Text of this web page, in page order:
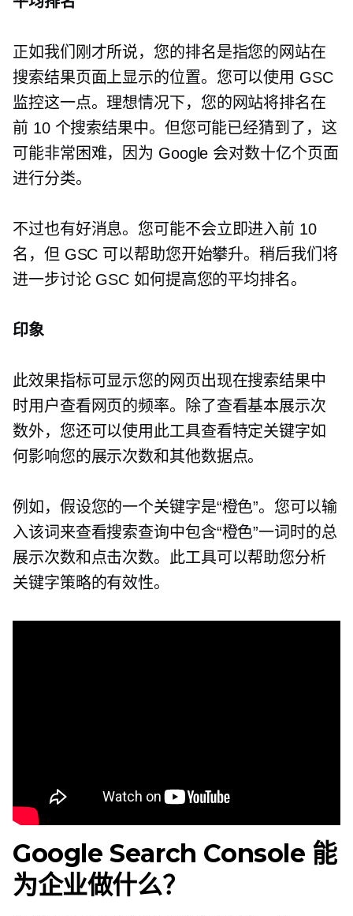
正如我们刚才所说，您的排名是指您的网站在
搜索结果页面上显示的位置。您可以使用 GSC
监控这一点。理想情况下，您的网站将排名在
前 10 个搜索结果中。但您可能已经猜到了，这
可能非常困难，因为 Google 会对数十亿个页面
进行分类。
不过也有好消息。您可能不会立即进入前 10
名，但 GSC 可以帮助您开始攀升。稍后我们将
进一步讨论 GSC 如何提高您的平均排名。
印象
此效果指标可显示您的网页出现在搜索结果中
时用户查看网页的频率。除了查看基本展示次
数外，您还可以使用此工具查看特定关键字如
何影响您的展示次数和其他数据点。
例如，假设您的一个关键字是“橙色”。您可以输
入该词来查看搜索查询中包含“橙色”一词时的总
展示次数和点击次数。此工具可以帮助您分析
关键字策略的有效性。
Google Search Console 能
为企业做什么？